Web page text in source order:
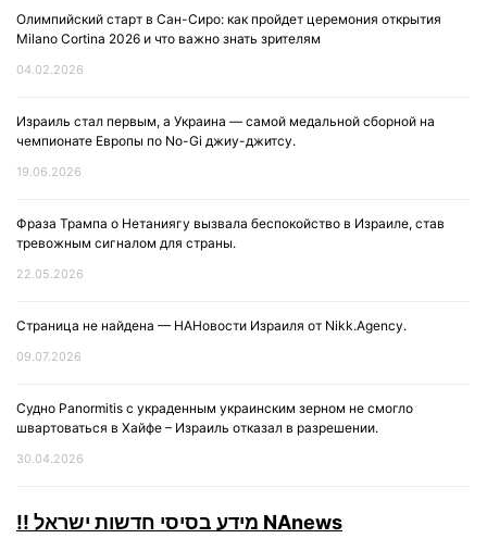
Олимпийский старт в Сан-Сиро: как пройдет церемония открытия
Milano Cortina 2026 и что важно знать зрителям
04.02.2026
Израиль стал первым, а Украина — самой медальной сборной на
чемпионате Европы по No-Gi джиу-джитсу.
19.06.2026
Фраза Трампа о Нетаниягу вызвала беспокойство в Израиле, став
тревожным сигналом для страны.
22.05.2026
Страница не найдена — НАНовости Израиля от Nikk.Agency.
09.07.2026
Судно Panormitis с украденным украинским зерном не смогло
швартоваться в Хайфе – Израиль отказал в разрешении.
30.04.2026
!! מידע בסיסי חדשות ישראל NAnews